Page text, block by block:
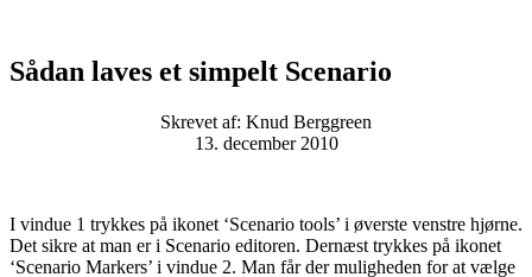
Sådan laves et simpelt Scenario
Skrevet af: Knud Berggreen
13. december 2010
I vindue 1 trykkes på ikonet ‘Scenario tools’ i øverste venstre hjørne.
Det sikre at man er i Scenario editoren. Dernæst trykkes på ikonet
‘Scenario Markers’ i vindue 2. Man får der muligheden for at vælge